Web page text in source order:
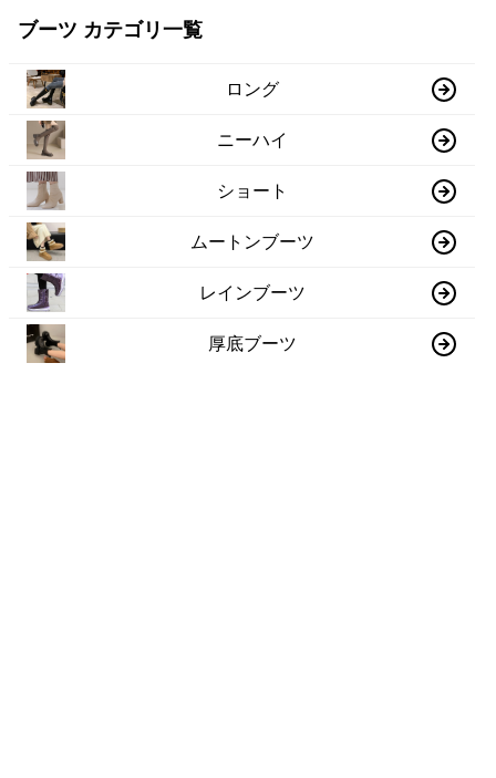
ブーツ カテゴリ一覧
ロング
ニーハイ
ショート
ムートンブーツ
レインブーツ
厚底ブーツ